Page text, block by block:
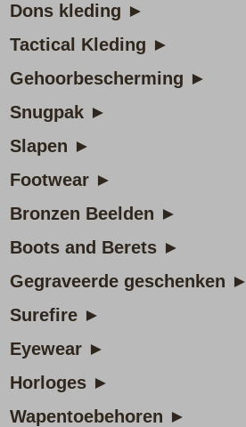
Dons kleding ►
Tactical Kleding ►
Gehoorbescherming ►
Snugpak ►
Slapen ►
Footwear ►
Bronzen Beelden ►
Boots and Berets ►
Gegraveerde geschenken ►
Surefire ►
Eyewear ►
Horloges ►
Wapentoebehoren ►